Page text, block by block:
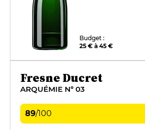
Budget :
25 € à 45 €
Fresne Ducret
ARQUÉMIE N° 03
89/100